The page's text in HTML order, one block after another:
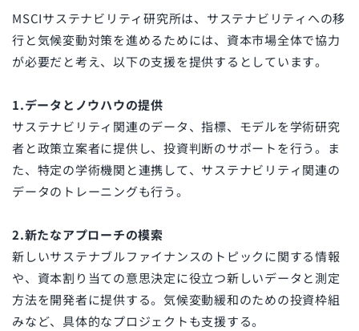
MSCIサステナビリティ研究所は、サステナビリティへの移
行と気候変動対策を進めるためには、資本市場全体で協力
が必要だと考え、以下の支援を提供するとしています。
1.データとノウハウの提供
サステナビリティ関連のデータ、指標、モデルを学術研究
者と政策立案者に提供し、投資判断のサポートを行う。ま
た、特定の学術機関と連携して、サステナビリティ関連の
データのトレーニングも行う。
2.新たなアプローチの模索
新しいサステナブルファイナンスのトピックに関する情報
や、資本割り当ての意思決定に役立つ新しいデータと測定
方法を開発者に提供する。気候変動緩和のための投資枠組
みなど、具体的なプロジェクトも支援する。